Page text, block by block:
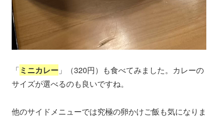
「ミニカレー 」（320円）も食べてみました。カレーの
サイズが選べるのも良いですね。
他のサイドメニューでは究極の卵かけご飯も気になりま